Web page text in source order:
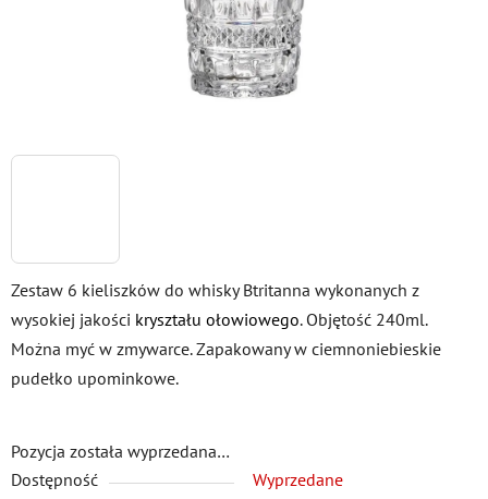
Zestaw 6 kieliszków do whisky Btritanna wykonanych z
wysokiej jakości kryształu ołowiowego. Objętość 240ml.
Można myć w zmywarce. Zapakowany w ciemnoniebieskie
pudełko upominkowe.
Pozycja została wyprzedana…
Dostępność
Wyprzedane